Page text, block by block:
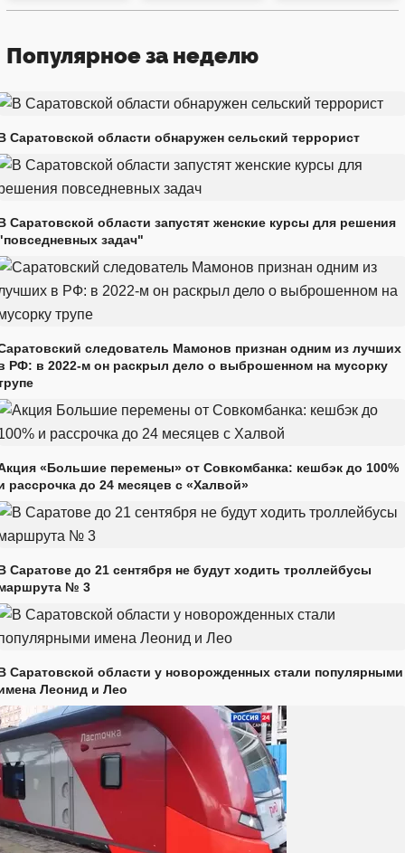
Популярное за неделю
Саратовской области обнаружен сельский террорист
Саратовской области запустят женские курсы для решения
задач"
следователь Мамонов признан одним из лучших
РФ: в 2022-м он раскрыл дело о выброшенном на мусорку
«Большие перемены» от Совкомбанка: кешбэк до 100%
рассрочка до 24 месяцев с «Халвой»
Саратове до 21 сентября не будут ходить троллейбусы
№ 3
Саратовской области у новорожденных стали популярными
Леонид и Лео